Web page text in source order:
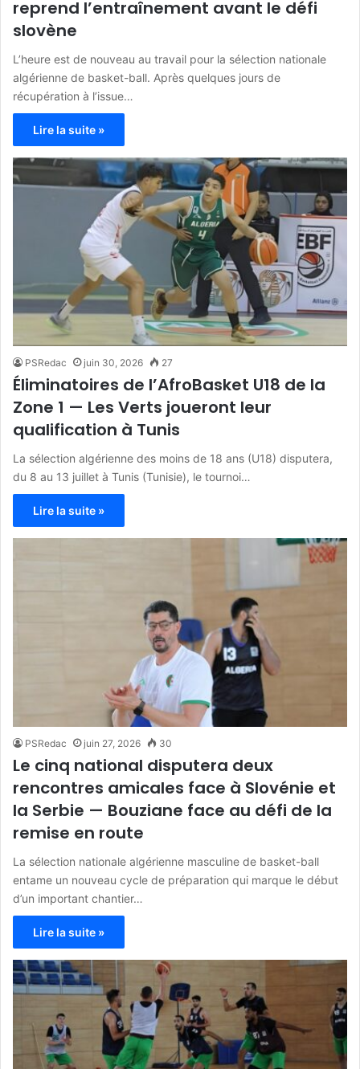
reprend l’entraînement avant le défi
slovène
L’heure est de nouveau au travail pour la sélection nationale
algérienne de basket-ball. Après quelques jours de
récupération à l’issue…
Lire la suite »
PSRedac juin 30, 2026 27
Éliminatoires de l’AfroBasket U18 de la
Zone 1 — Les Verts joueront leur
qualification à Tunis
La sélection algérienne des moins de 18 ans (U18) disputera,
du 8 au 13 juillet à Tunis (Tunisie), le tournoi…
Lire la suite »
PSRedac juin 27, 2026 30
Le cinq national disputera deux
rencontres amicales face à Slovénie et
la Serbie — Bouziane face au défi de la
remise en route
La sélection nationale algérienne masculine de basket-ball
entame un nouveau cycle de préparation qui marque le début
d’un important chantier…
Lire la suite »